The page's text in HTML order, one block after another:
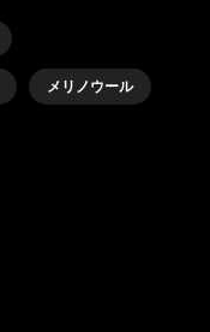
メリノウール